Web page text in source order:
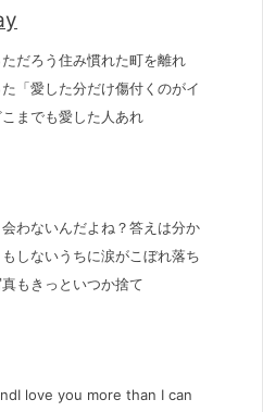
だろう住み慣れた町を離れ
「愛した分だけ傷付くのがイ
までも愛した人あれ
わないんだよね？答えは分か
しないうちに涙がこぼれ落ち
もきっといつか捨て
love you more than I can